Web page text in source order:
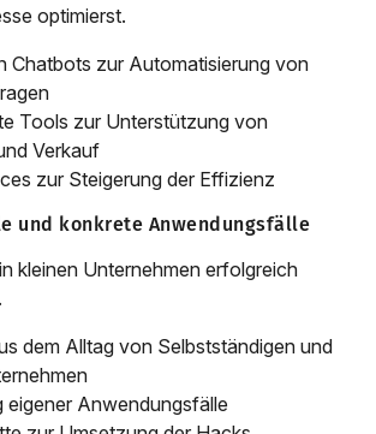
optimierst.
Chatbots zur Automatisierung von
Tools zur Unterstützung von
Verkauf
zur Steigerung der Effizienz
und konkrete Anwendungsfälle
kleinen Unternehmen erfolgreich
dem Alltag von Selbstständigen und
eigener Anwendungsfälle